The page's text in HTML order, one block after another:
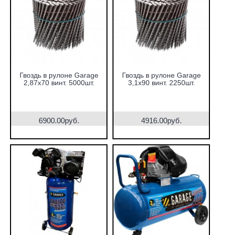
Гвоздь в рулоне Garage
2,87х70 винт. 5000шт.
6900.00руб.
Гвоздь в рулоне Garage
3,1х90 винт. 2250шт.
4916.00руб.